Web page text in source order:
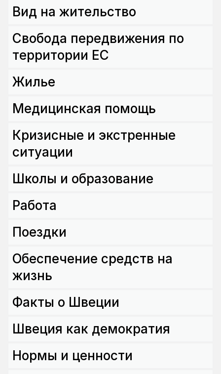
Вид на жительство
Свобода передвижения по
территории ЕС
Жилье
Медицинская помощь
Кризисные и экстренные
ситуации
Школы и образование
Работа
Поездки
Обеспечение средств на
жизнь
Факты о Швеции
Швеция как демократия
Нормы и ценности